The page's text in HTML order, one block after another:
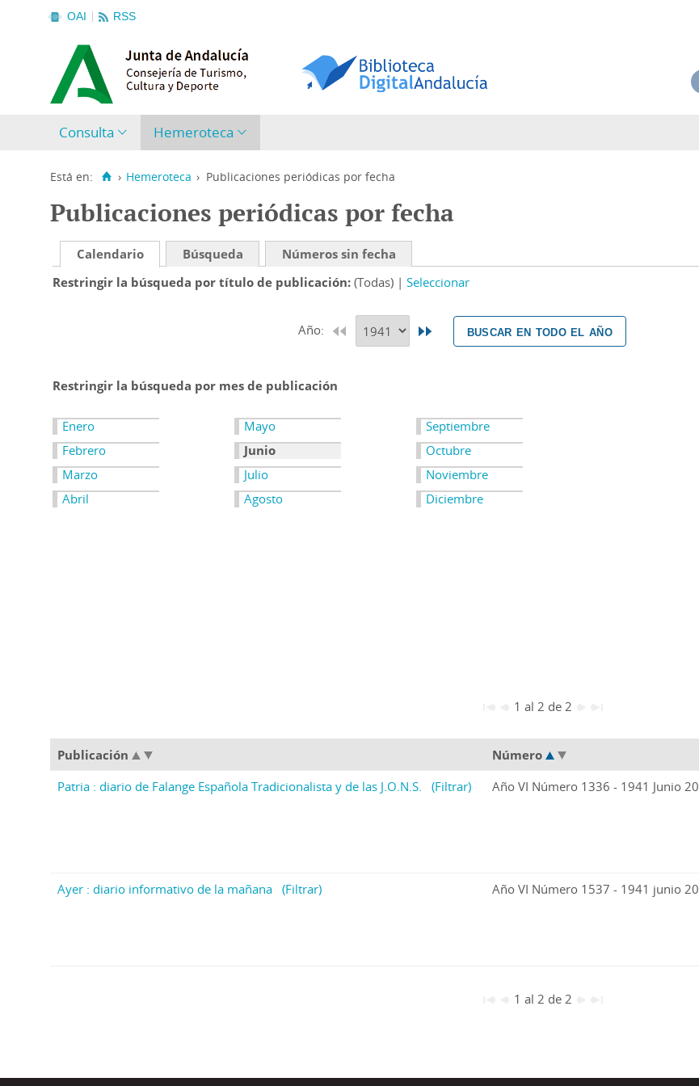
OAI RSS
Consulta Hemeroteca
Está en: › Hemeroteca › Publicaciones periódicas por fecha
Publicaciones periódicas por fecha
Calendario Búsqueda
Números sin fecha
Restringir la búsqueda por título de publicación (Todas) Seleccionar
Año: buscar en todo el año
Restringir la búsqueda por mes de publicación
Enero
Febrero
Marzo
Abril
Mayo
Junio
Julio
Agosto
Septiembre
Octubre
Noviembre
Diciembre
1 al 2 de 2
Publicación Número
Patria : diario de Falange Española Tradicionalista y de las J.O.N.S.
(Filtrar) Año VI Número 1336 - 1941 Junio 20
Ayer : diario informativo de la mañana (Filtrar) Año VI Número 1537 - 1941 junio 20
1 al 2 de 2